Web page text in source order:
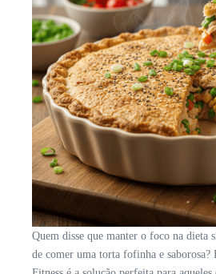
Quem disse que manter o foco na dieta
de comer uma torta fofinha e saborosa?